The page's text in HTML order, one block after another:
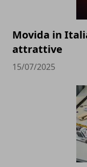
Movida in
attrattive
15/07/2025